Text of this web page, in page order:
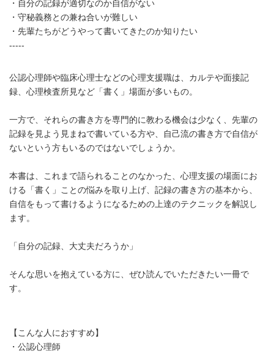
・自分の記録が適切なのか自信がない
・守秘義務との兼ね合いが難しい
・先輩たちがどうやって書いてきたのか知りたい
-----
公認心理師や臨床心理士などの心理支援職は、カルテや面接記
録、心理検査所見など「書く」場面が多いもの。
一方で、それらの書き方を専門的に教わる機会は少なく、先輩の
記録を見よう見まねで書いている方や、自己流の書き方で自信が
ないという方もいるのではないでしょうか。
本書は、これまで語られることのなかった、心理支援の場面にお
ける「書く」ことの悩みを取り上げ、記録の書き方の基本から、
自信をもって書けるようになるための上達のテクニックを解説し
ます。
「自分の記録、大丈夫だろうか」
そんな思いを抱えている方に、ぜひ読んでいただきたい一冊で
す。
【こんな人におすすめ】
・公認心理師